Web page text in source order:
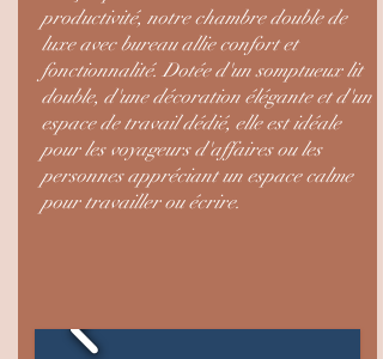
productivité, notre chambre double de
luxe avec bureau allie confort et
fonctionnalité. Dotée d'un somptueux lit
double, d'une décoration élégante et d'un
espace de travail dédié, elle est idéale
pour les voyageurs d'affaires ou les
personnes appréciant un espace calme
pour travailler ou écrire.